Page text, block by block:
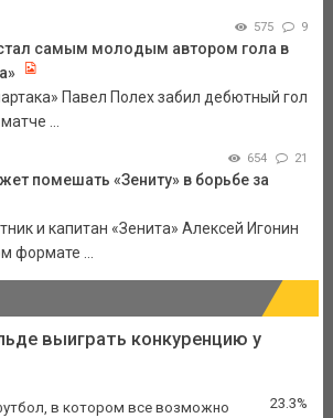
575 9
самым молодым автором гола в
Павел Полех забил дебютный гол
...
654 21
помешать «Зениту» в борьбе за
и капитан «Зенита» Алексей Игонин
формате ...
выиграть конкуренцию у
в котором все возможно 23.3%